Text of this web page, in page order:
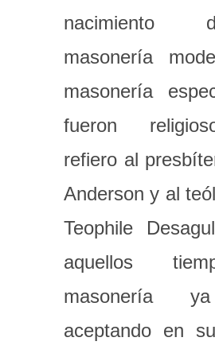
masonería
masonería
fueron
refiero al
Anderson y al
Teophile
aquellos
masonería
aceptando en